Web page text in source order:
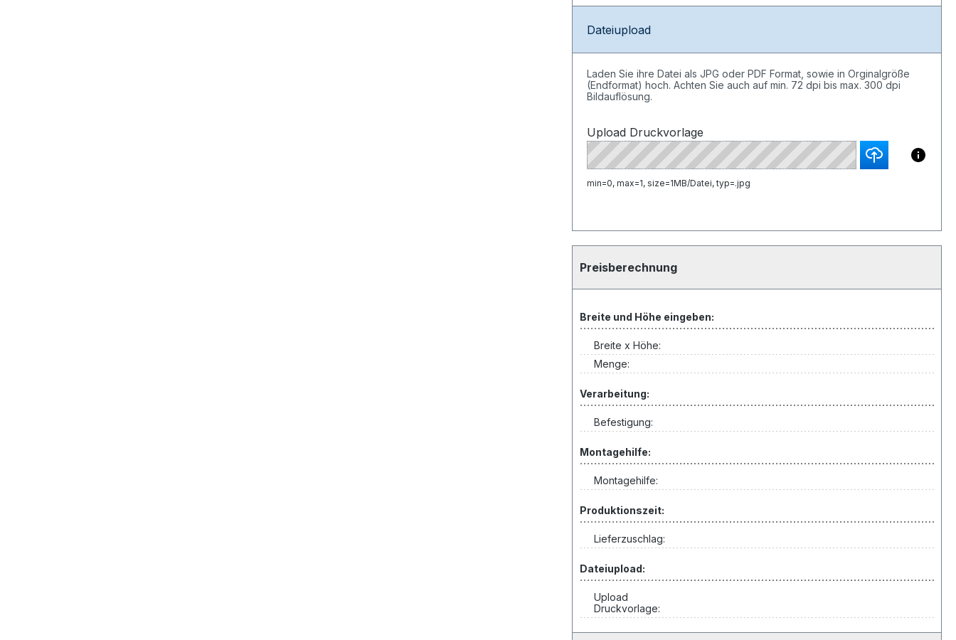
Dateiupload
Laden Sie ihre Datei als JPG oder PDF Format, sowie in Orginalgröße
(Endformat) hoch. Achten Sie auch auf min. 72 dpi bis max. 300 dpi
Bildauflösung.
Upload Druckvorlage
min=0, max=1, size=1MB/Datei, typ=.jpg
Preisberechnung
Breite und Höhe eingeben:
Breite x Höhe:
Menge:
Verarbeitung:
Befestigung:
Montagehilfe:
Montagehilfe:
Produktionszeit:
Lieferzuschlag:
Dateiupload:
Upload
Druckvorlage: